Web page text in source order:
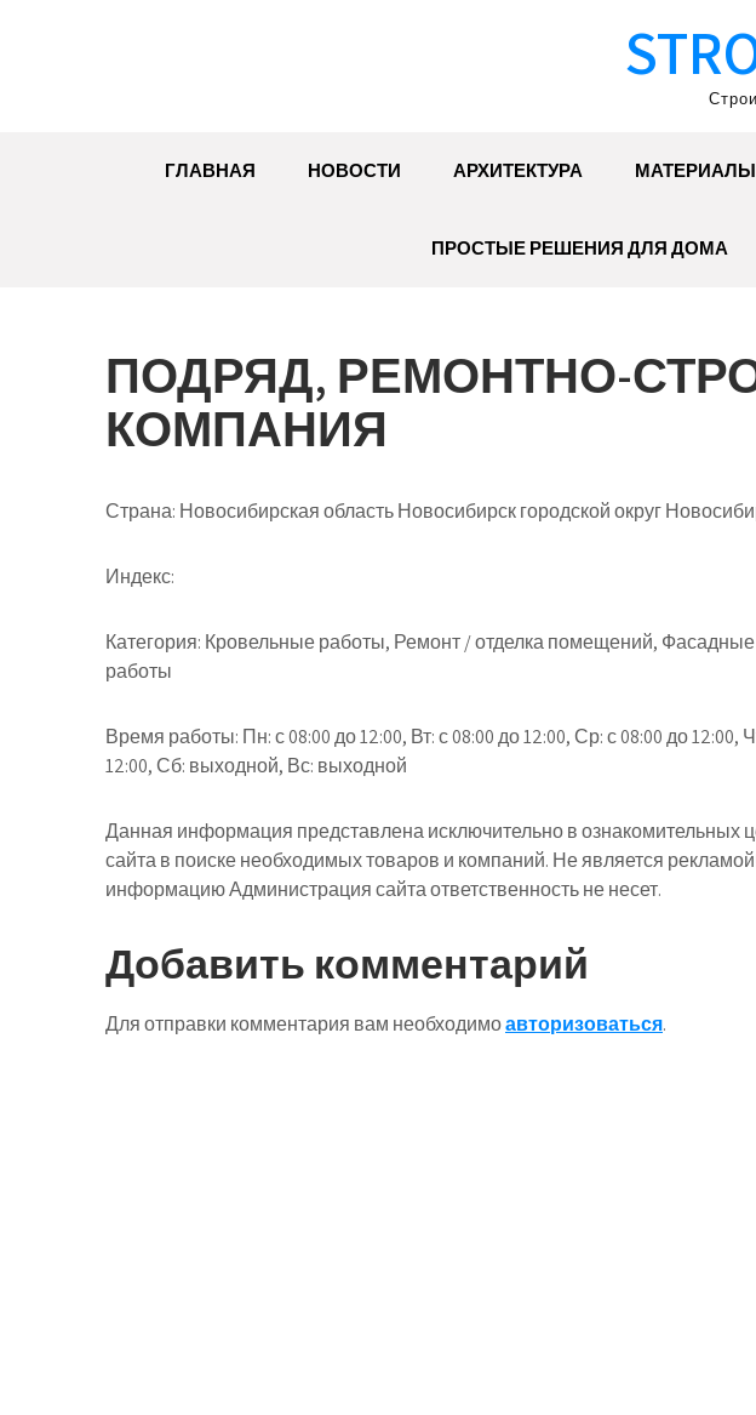
ГЛАВНАЯ НОВОСТИ АРХИТЕКТУРА
ПРОСТЫЕ РЕШЕНИЯ ДЛЯ ДОМА
ПОДРЯД, РЕМОНТНО-
КОМПАНИЯ
Страна: Новосибирская область Новосибирск городской округ
Индекс:
Категория: Кровельные работы, Ремонт / отделка помещений,
работы
Время работы: Пн: с 08:00 до 12:00, Вт: с 08:00 до 12:00, Ср: с 08:00 до 12:00,
12:00, Сб: выходной, Вс: выходной
Данная информация представлена исключительно в ознакомительных
сайта в поиске необходимых товаров и компаний. Не является
информацию Администрация сайта ответственность не несет.
Добавить комментарий
Для отправки комментария вам необходимоавторизоваться.